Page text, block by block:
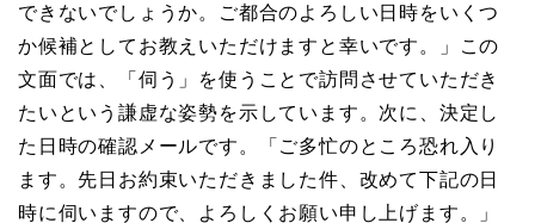
できないでしょうか。ご都合のよろしい日時をいくつ
か候補としてお教えいただけますと幸いです。」この
文面では、「伺う」を使うことで訪問させていただき
たいという謙虚な姿勢を示しています。次に、決定し
た日時の確認メールです。「ご多忙のところ恐れ入り
ます。先日お約束いただきました件、改めて下記の日
時に伺いますので、よろしくお願い申し上げます。」